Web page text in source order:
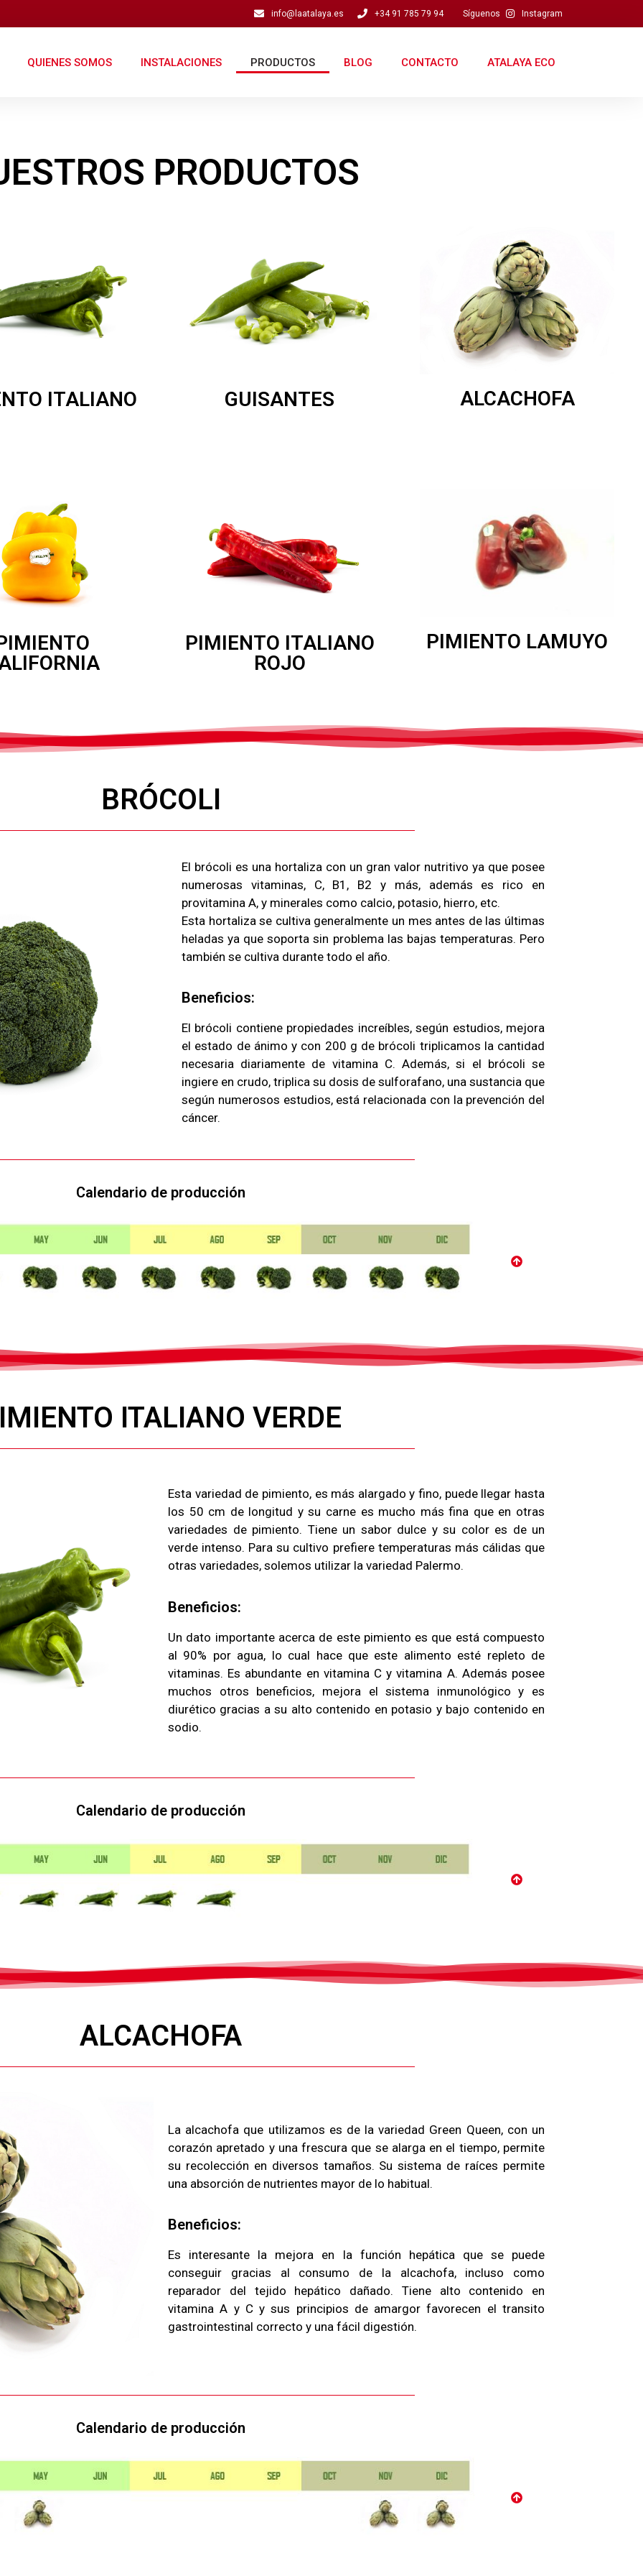
info@laatalaya.es +34 91 785 79 94 Síguenos Instagram
QUIENES SOMOS INSTALACIONES PRODUCTOS BLOG CONTACTO ATALAYA ECO
PRODUCTOS
ITALIANO GUISANTES ALCACHOFA
PIMIENTO ITALIANO
ROJO
PIMIENTO LAMUYO
BRÓCOLI
El brócoli es una hortaliza con un gran valor nutritivo ya que posee
numerosas vitaminas, C, B1, B2 y más, además es rico en
provitamina A, y minerales como calcio, potasio, hierro, etc.
Esta hortaliza se cultiva generalmente un mes antes de las últimas
heladas ya que soporta sin problema las bajas temperaturas. Pero
también se cultiva durante todo el año.
Beneficios:
El brócoli contiene propiedades increíbles, según estudios, mejora
el estado de ánimo y con 200 g de brócoli triplicamos la cantidad
necesaria diariamente de vitamina C. Además, si el brócoli se
ingiere en crudo, triplica su dosis de sulforafano, una sustancia que
según numerosos estudios, está relacionada con la prevención del
cáncer.
Calendario de producción
ITALIANO VERDE
Esta variedad de pimiento, es más alargado y fino, puede llegar hasta
los 50 cm de longitud y su carne es mucho más fina que en otras
variedades de pimiento. Tiene un sabor dulce y su color es de un
verde intenso. Para su cultivo prefiere temperaturas más cálidas que
otras variedades, solemos utilizar la variedad Palermo.
Beneficios:
Un dato importante acerca de este pimiento es que está compuesto
al 90% por agua, lo cual hace que este alimento esté repleto de
vitaminas. Es abundante en vitamina C y vitamina A. Además posee
muchos otros beneficios, mejora el sistema inmunológico y es
diurético gracias a su alto contenido en potasio y bajo contenido en
sodio.
Calendario de producción
ALCACHOFA
La alcachofa que utilizamos es de la variedad Green Queen, con un
corazón apretado y una frescura que se alarga en el tiempo, permite
su recolección en diversos tamaños. Su sistema de raíces permite
una absorción de nutrientes mayor de lo habitual.
Beneficios:
Es interesante la mejora en la función hepática que se puede
conseguir gracias al consumo de la alcachofa, incluso como
reparador del tejido hepático dañado. Tiene alto contenido en
vitamina A y C y sus principios de amargor favorecen el transito
gastrointestinal correcto y una fácil digestión.
Calendario de producción